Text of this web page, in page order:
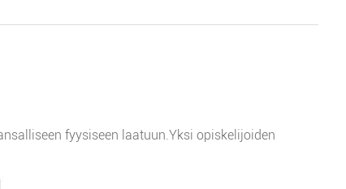
fyysiseen laatuun.Yksi opiskelijoiden